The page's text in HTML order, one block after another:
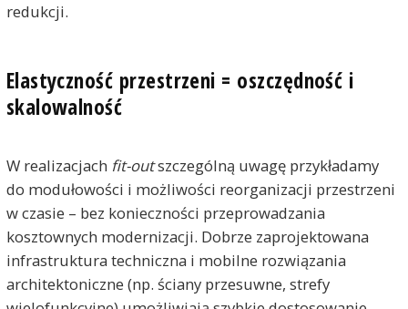
redukcji.
Elastyczność przestrzeni = oszczędność i
skalowalność
W realizacjach fit-outszczególną uwagę przykładamy
do modułowości i możliwości reorganizacji przestrzeni
w czasie – bez konieczności przeprowadzania
kosztownych modernizacji. Dobrze zaprojektowana
infrastruktura techniczna i mobilne rozwiązania
architektoniczne (np. ściany przesuwne, strefy